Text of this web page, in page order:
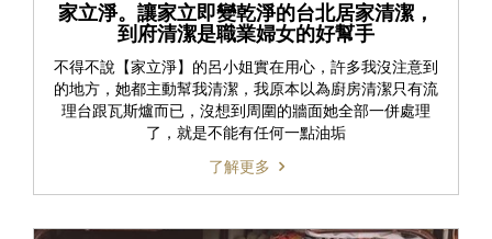
家立淨。讓家立即變乾淨的台北居家清潔，
到府清潔是職業婦女的好幫手
不得不說【家立淨】的呂小姐實在用心，許多我沒注意到
的地方，她都主動幫我清潔，我原本以為廚房清潔只有流
理台跟瓦斯爐而已，沒想到周圍的牆面她全部一併處理
了，就是不能有任何一點油垢
了解更多